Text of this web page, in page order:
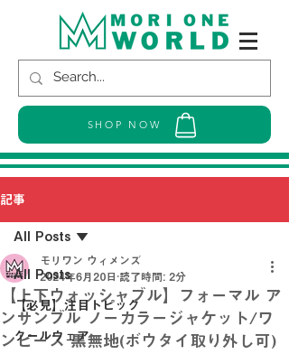
SHOP NOW
記事
All Posts
【必見】注目トピック
クールウェア
All Posts
【上下ウォッシャブル】フォーマル ア
ンサンブル ノーカラージャケット/ワ
ンピース 黒無地(ボウタイ取り外し可)
モリワン ウィメンズ
2024年6月20日 読了時間: 2分